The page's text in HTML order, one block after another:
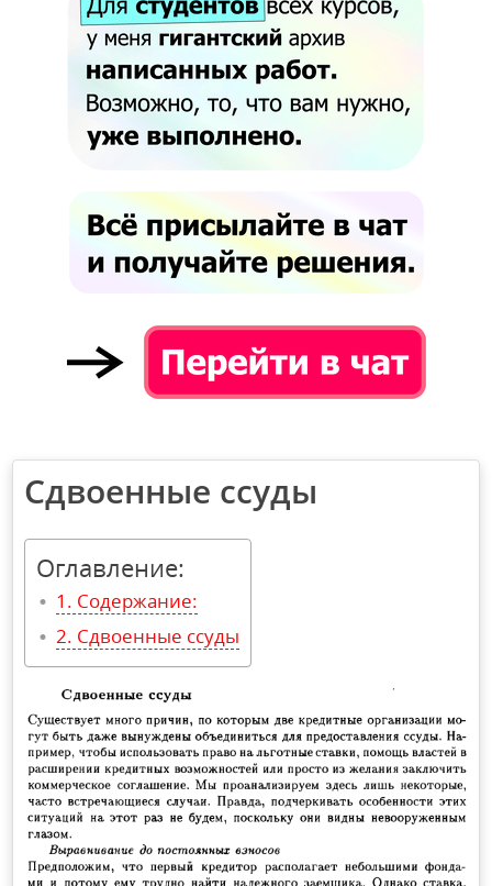
Сдвоенные ссуды
Оглавление:
Содержание:
Сдвоенные ссуды